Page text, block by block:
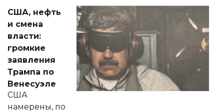
актуальных тем —
от слухов о
политических
реформах до
вопросов армии,
экономики и
личного здоровья.
США, нефть
и смена
власти:
громкие
заявления
Трампа по
Венесуэле
США
намерены, по